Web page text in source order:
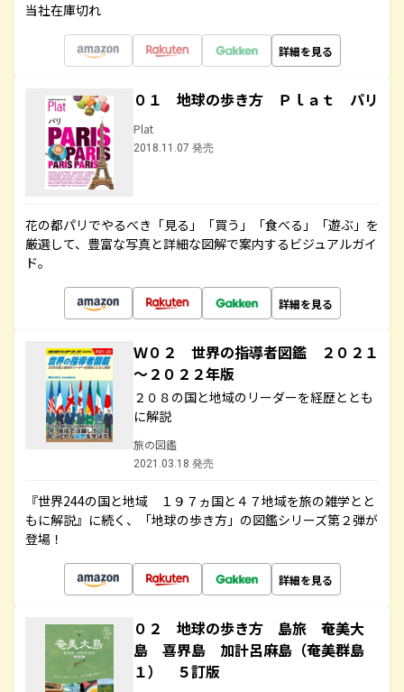
当社在庫切れ
詳細を見る
０１ 地球の歩き方 Ｐｌａｔ パリ
Plat
2018.11.07 発売
花の都パリでやるべき「見る」「買う」「食べる」「遊ぶ」を
厳選して、豊富な写真と詳細な図解で案内するビジュアルガイ
ド。
詳細を見る
Ｗ０２ 世界の指導者図鑑 ２０２１
～２０２２年版
２０８の国と地域のリーダーを経歴ととも
に解説
旅の図鑑
2021.03.18 発売
『世界244の国と地域 １９７ヵ国と４７地域を旅の雑学とと
もに解説』に続く、「地球の歩き方」の図鑑シリーズ第２弾が
登場！
詳細を見る
０２ 地球の歩き方 島旅 奄美大
島 喜界島 加計呂麻島（奄美群島
１） ５訂版